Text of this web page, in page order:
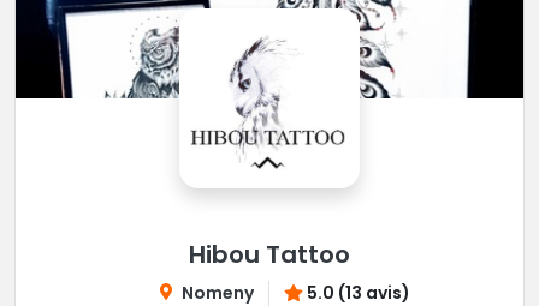
Hibou Tattoo
Nomeny 5.0 (13 avis)